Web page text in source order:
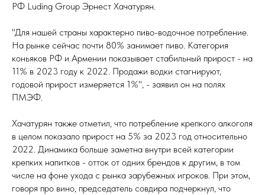
РФ Luding Group Эрнест Хачатурян.
"Для нашей страны характерно пиво-водочное потребление.
На рынке сейчас почти 80% занимает пиво. Категория
коньяков РФ и Армении показывает стабильный прирост - на
11% в 2023 году к 2022. Продажи водки стагнируют,
годовой прирост измеряется 1%", - заявил он на полях
ПМЭФ.
Хачатурян также отметил, что потребление крепкого алкоголя
в целом показало прирост на 5% за 2023 год относительно
2022. Динамика больше заметна внутри всей категории
крепких напитков - отток от одних брендов к другим, в том
числе на фоне ухода с рынка зарубежных игроков. При этом,
говоря про вино, председатель совдира подчеркнул, что